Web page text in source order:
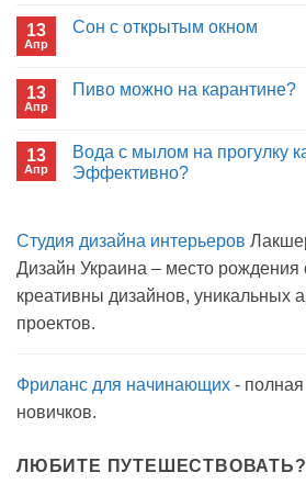
Кто
в
13
Апр
Сон с открытым окном
Сон
13
Апр
Пиво можно на карантине?
Пиво
можно
13
Апр
Вода с мылом на прогулку
Эффективно?
Вода
мылом
прогулку
антисептик.
Студия дизайна интерьеров
Дизайн Украина – место рождения
креативны дизайнов, уникальных
проектов.
Фриланс для начинающих -
новичков.
ЛЮБИТЕ ПУТЕШЕСТВОВАТЬ?